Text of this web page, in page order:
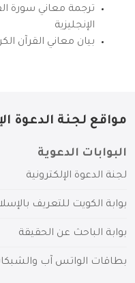
ترجمة معاني سورة
الإنجليزية
بيان معاني القرآن
مواقع لجنة الدعوة
البوابات الدعوية
لجنة الدعوة الإلكترونية
بوابة الكويت للتعريف
بوابة الباحث عن الحقيقة
بطاقات الواتس آب